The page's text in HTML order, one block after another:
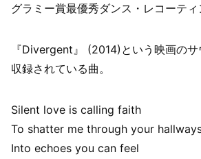
グラミー賞最優秀ダンス・レコーティ
『Divergent』 (2014)という映画の
収録されている曲。
Silent love is calling faith
To shatter me through your
Into echoes you can feel